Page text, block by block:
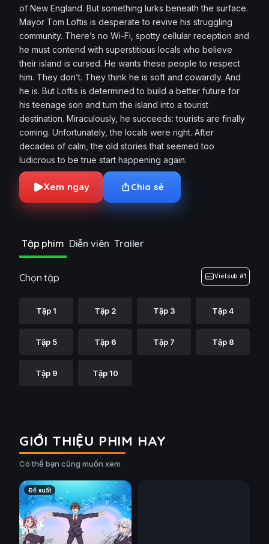
of New England. But something lurks beneath the surface.
Mayor Tom Loftis is desperate to revive his struggling
community. There’s no Wi-Fi, spotty cellular reception and
he must contend with superstitious locals who believe
their island is cursed. He wants these people to respect
him. They don’t. They think he is soft and cowardly. And
he is. But Loftis is determined to build a better future for
his teenage son and turn the island into a tourist
destination. Miraculously, he succeeds: tourists are finally
coming. Unfortunately, the locals were right. After
decades of calm, the old stories that seemed too
ludicrous to be true start happening again.
Xem ngay Chia sẻ
Tập phim Diễn viên Trailer
Chọn tập Vietsub #1
Tập 1 Tập 2 Tập 3 Tập 4
Tập 5 Tập 6 Tập 7 Tập 8
Tập 9 Tập 10
GIỚI THIỆU PHIM HAY
Có thể bạn cũng muốn xem
Đề xuất